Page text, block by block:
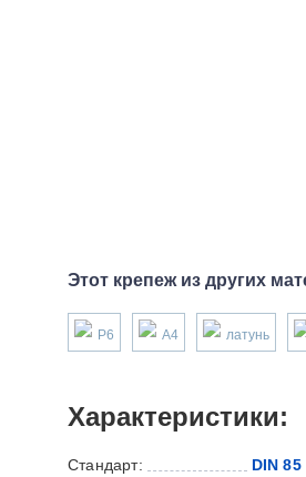
Этот крепеж из других
P6 А4 латунь
Характеристики:
Стандарт: DIN 85